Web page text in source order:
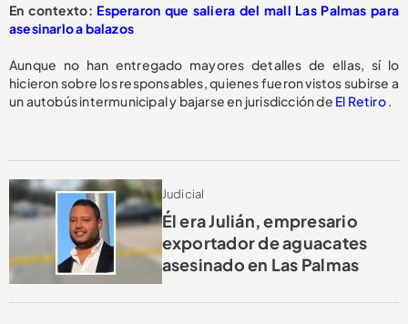
En contexto: Esperaron que saliera del mall Las Palmas para
asesinarlo a balazos
Aunque no han entregado mayores detalles de ellas, sí lo
hicieron sobre los responsables, quienes fueron vistos subirse a
un autobús intermunicipal y bajarse en jurisdicción de El Retiro.
Judicial
Él era Julián, empresario
exportador de aguacates
asesinado en Las Palmas